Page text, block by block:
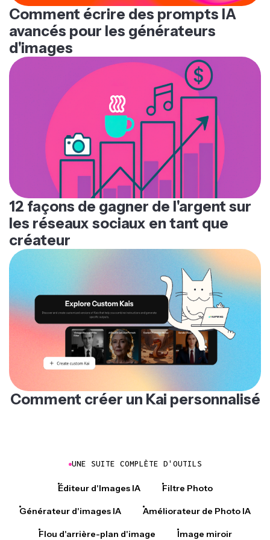
Comment écrire des prompts IA
avancés pour les générateurs
d'images
12 façons de gagner de l'argent sur
les réseaux sociaux en tant que
créateur
Comment créer un Kai personnalisé
UNE SUITE COMPLÈTE D'OUTILS
Éditeur d'Images IA Filtre Photo
Générateur d'images IA Améliorateur de Photo IA
Flou d'arrière-plan d'image Image miroir